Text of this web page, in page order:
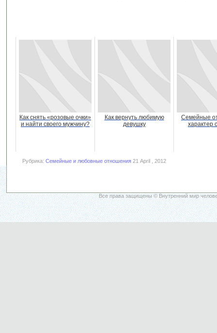
Как снять «розовые очки»
и найти своего мужчину?
Как вернуть любимую
девушку
Семейные
характер
Рубрика: Семейные и любовные отношения 21 April , 2012
Все права защищены © Внутренний мир